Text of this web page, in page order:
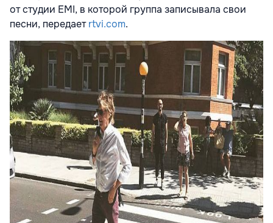
от студии EMI, в которой группа записывала свои
песни, передаетrtvi.com.